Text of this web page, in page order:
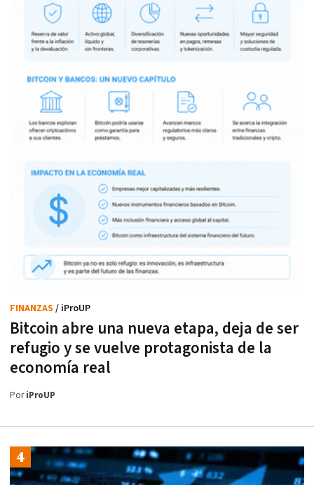
Bitcoin abre una nueva etapa, deja de ser
refugio y se vuelve protagonista de la
economía real
FINANZAS / iProUP
PoriProUP